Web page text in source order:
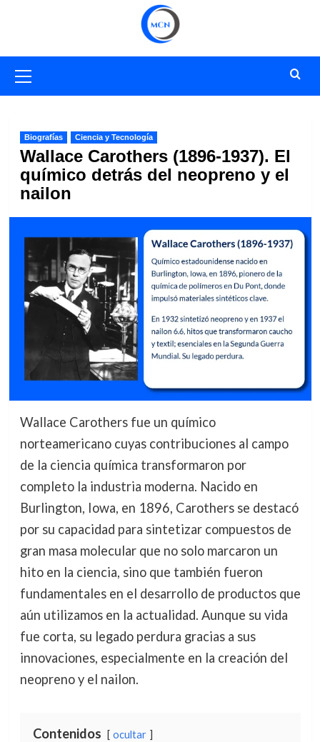
primario
Biografías Ciencia y Tecnología
Wallace Carothers (1896-1937). El
químico detrás del neopreno y el
nailon
Wallace Carothers fue un químico
norteamericano cuyas contribuciones al campo
de la ciencia química transformaron por
completo la industria moderna. Nacido en
Burlington, Iowa, en 1896, Carothers se destacó
por su capacidad para sintetizar compuestos de
gran masa molecular que no solo marcaron un
hito en la ciencia, sino que también fueron
fundamentales en el desarrollo de productos que
aún utilizamos en la actualidad. Aunque su vida
fue corta, su legado perdura gracias a sus
innovaciones, especialmente en la creación del
neopreno y el nailon.
Contenidos ocultar